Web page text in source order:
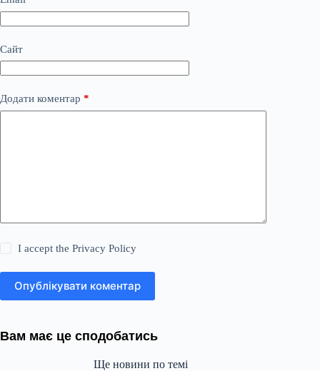
Сайт
Додати коментар *
I accept thePrivacy Policy
Опублікувати коментар
Вам має це сподобатись
Ще новини по темі